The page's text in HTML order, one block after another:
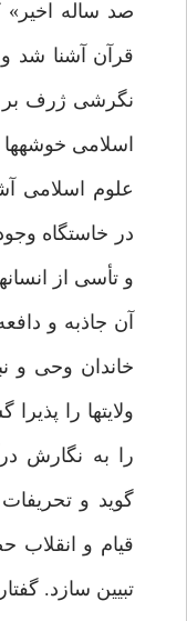
صد ساله اخير»
قرآن آشنا شد و
نگرشى ژرف بر
اسلامى خوشه‏ها
علوم اسلامى
در خاستگاه
و تأسى از
آن جاذبه و
خاندان وحى و
ولايت‏ها را
را به نگارش
گويد و
قيام و انقلاب
تبيين سازد.